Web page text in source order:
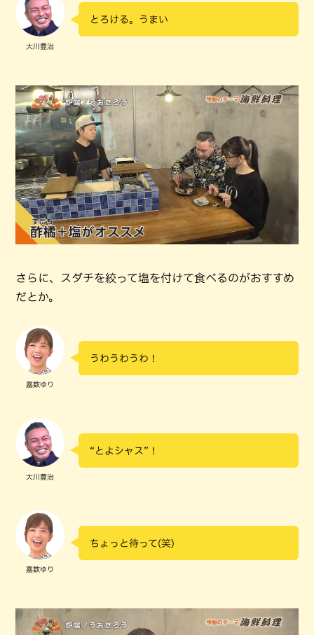
大川豊治
とろける。うまい
さらに、スダチを絞って塩を付けて食べるのがおすすめ
だとか。
嘉数ゆり
うわうわうわ！
大川豊治
“とよシャス”！
嘉数ゆり
ちょっと待って(笑)